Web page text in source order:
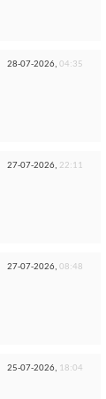
28-07-2026, 04:35
27-07-2026, 22:11
27-07-2026, 08:48
25-07-2026, 18:04